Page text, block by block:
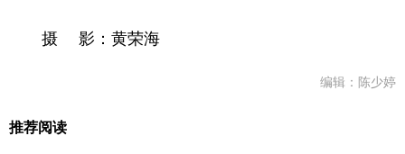
摄 影：黄荣海
编辑：陈少婷
推荐阅读